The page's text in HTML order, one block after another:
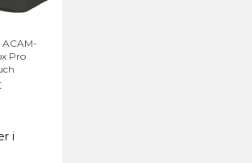
Pro
i